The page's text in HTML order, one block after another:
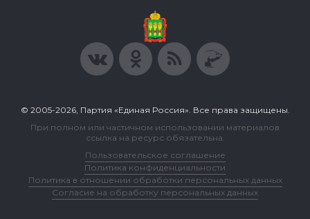
© 2005-2026, Партия «Единая Россия». Все права защищены.
При полном или частичном использовании материалов
ссылка на ресурс обязательна.
Пользовательское соглашение
Политика конфиденциальности
Политика в отношении обработки персональных данных
Согласие на обработку персональных данных